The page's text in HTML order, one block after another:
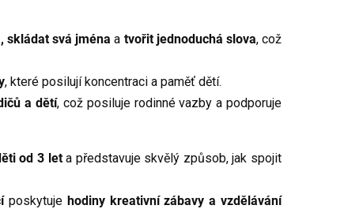
skládat svá jména a tvořit jednoduchá slova, což
, které posilují koncentraci a paměť dětí.
a dětí, což posiluje rodinné vazby a podporuje
od 3 leta představuje skvělý způsob, jak spojit
poskytuje hodiny kreativní zábavy a vzdělávání